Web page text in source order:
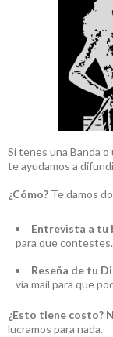
Si tenes una Banda
te ayudamos a
¿Cómo? Te damos
Entrevista a tu
para que contestes.
Reseña de tu
vía mail para que
¿Esto tiene costo?
lucramos para nada.